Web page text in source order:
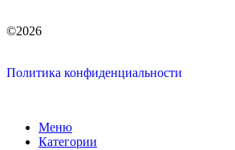
©2026
Политика конфиденциальности
Меню
Категории